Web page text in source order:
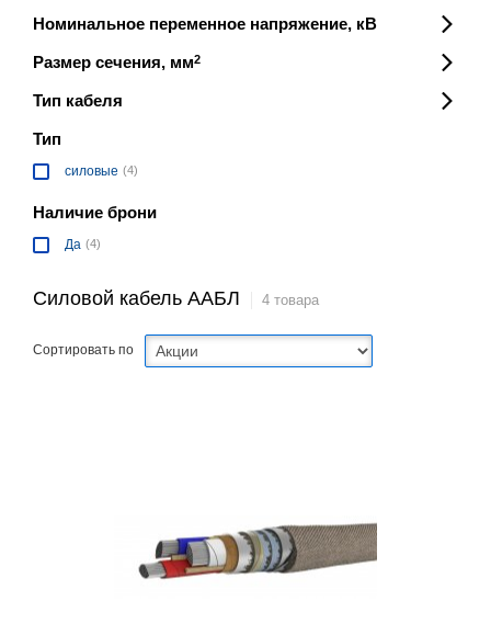
Номинальное переменное напряжение, кВ
Размер сечения, мм2
Тип кабеля
Тип
силовые (4)
Наличие брони
Да (4)
Силовой кабель ААБЛ 4 товара
Сортировать по